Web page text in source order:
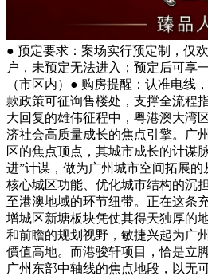
● 预定要求：案场实行预定制，仅
户，未预定无法进入；预定后可享
（市区内）● 购房提醒：认准电线
款政策可征询售楼处，支撑全流程
大回复的雄伟征程中，粤港澳大湾
济社会高质量成长的焦点引擎。广
区的焦点顶点，其城市成长的计谋
进”计谋，做为广州城市空间拓展
核心城区功能、优化城市结构的沉
至港澳地域的环节纽带。正在这条
增城区新塘板块凭仗其得天独厚的
和前瞻的规划视野，敏捷兴起为广
價值高地。而港骏轩项目，恰是立
广州东部中轴线的焦点地段，以无